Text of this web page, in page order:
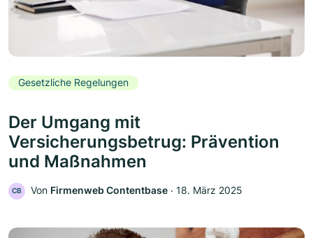
Gesetzliche Regelungen
Der Umgang mit
Versicherungsbetrug: Prävention
und Maßnahmen
CB Von Firmenweb Contentbase ‧ 18. März 2025